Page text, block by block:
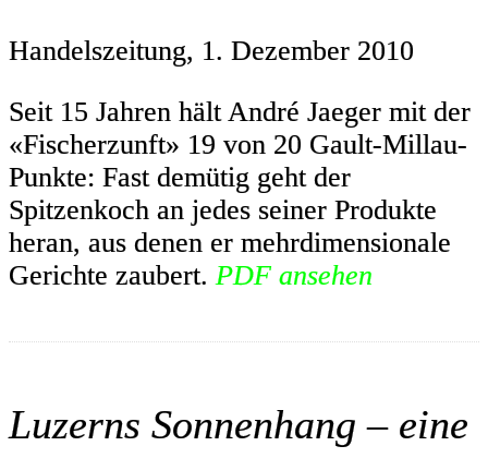
Handelszeitung, 1. Dezember 2010
Seit 15 Jahren hält André Jaeger mit der
«Fischerzunft» 19 von 20 Gault-Millau-
Punkte: Fast demütig geht der
Spitzenkoch an jedes seiner Produkte
heran, aus denen er mehrdimensionale
Gerichte zaubert. PDF ansehen
Luzerns Sonnenhang – eine